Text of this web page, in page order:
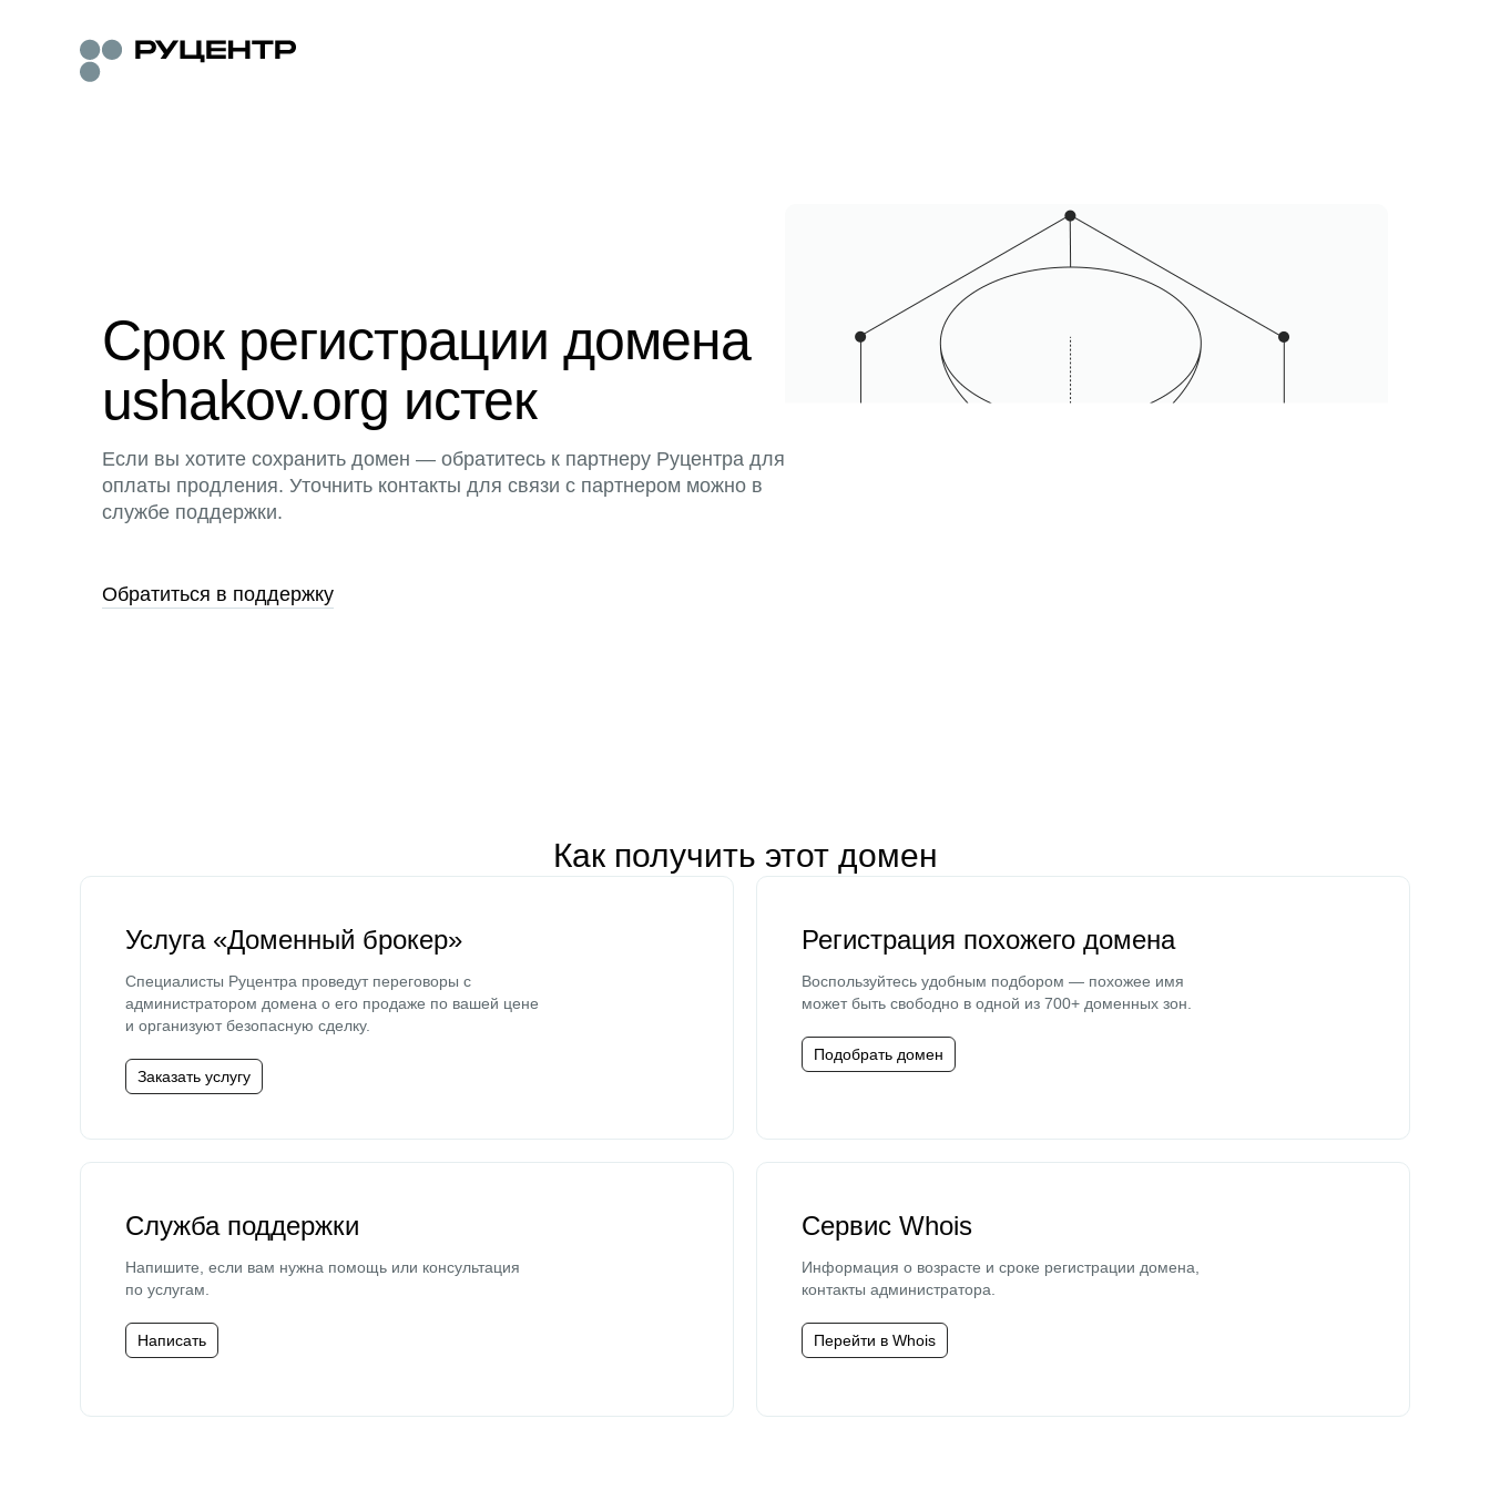
Срок регистрации домена
ushakov.org истек
Если вы хотите сохранить домен — обратитесь к партнеру Руцентра для
оплаты продления. Уточнить контакты для связи с партнером можно в
службе поддержки.
Обратиться в поддержку
Как получить этот домен
Услуга «Доменный брокер»
Специалисты Руцентра проведут переговоры с
администратором домена о его продаже по вашей цене
и организуют безопасную сделку.
Заказать услугу
Регистрация похожего домена
Воспользуйтесь удобным подбором — похожее имя
может быть свободно в одной из 700+ доменных зон.
Подобрать домен
Служба поддержки
Напишите, если вам нужна помощь или консультация
по услугам.
Написать
Сервис Whois
Информация о возрасте и сроке регистрации домена,
контакты администратора.
Перейти в Whois